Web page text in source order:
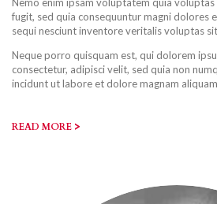
Nemo enim ipsam voluptatem quia
fugit, sed quia consequuntur magni dolores
sequi nesciunt inventore veritalis voluptas
Neque porro quisquam est, qui dolorem
consectetur, adipisci velit, sed quia non
incidunt ut labore et dolore magnam
READ MORE >